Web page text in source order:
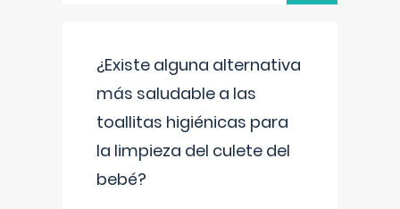
¿Existe alguna alternativa
más saludable a las
toallitas higiénicas para
la limpieza del culete del
bebé?